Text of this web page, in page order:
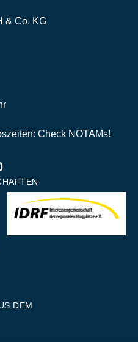
& Co. KG
Check NOTAMs!
DEM